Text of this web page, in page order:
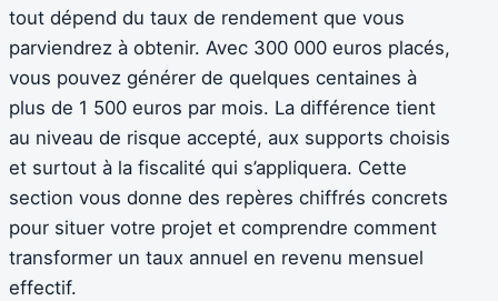
tout dépend du taux de rendement que vous
parviendrez à obtenir. Avec 300 000 euros placés,
vous pouvez générer de quelques centaines à
plus de 1 500 euros par mois. La différence tient
au niveau de risque accepté, aux supports choisis
et surtout à la fiscalité qui s’appliquera. Cette
section vous donne des repères chiffrés concrets
pour situer votre projet et comprendre comment
transformer un taux annuel en revenu mensuel
effectif.